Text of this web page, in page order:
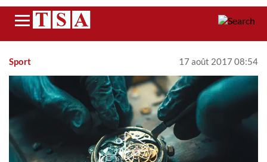
Menu
Sport 17 août 2017 08:54